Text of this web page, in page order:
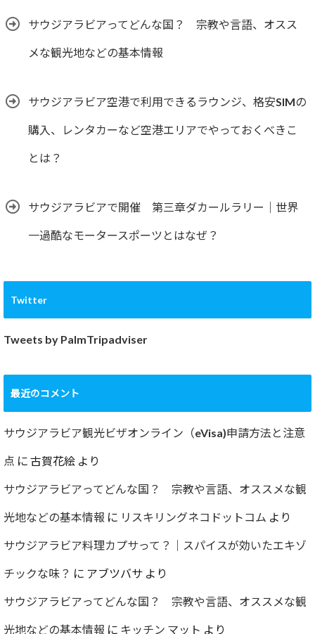
サウジアラビアってどんな国？ 宗教や言語、オスス
メな観光地などの基本情報
サウジアラビア空港で利用できるラウンジ、格安SIMの
購入、レンタカーなど空港エリアでやっておくべきこ
とは？
サウジアラビアで開催 第三章ダカールラリー｜世界
一過酷なモータースポーツとはなぜ？
Twitter
Tweets by PalmTripadviser
最近のコメント
サウジアラビア観光ビザオンライン（eVisa)申請方法と注意
点 に 古賀花絵 より
サウジアラビアってどんな国？ 宗教や言語、オススメな観
光地などの基本情報 に リスキリングネコドットコム より
サウジアラビア料理カプサって？｜スパイスが効いたエキゾ
チックな味？ に アブツバサ より
サウジアラビアってどんな国？ 宗教や言語、オススメな観
光地などの基本情報 に キッチン マット より